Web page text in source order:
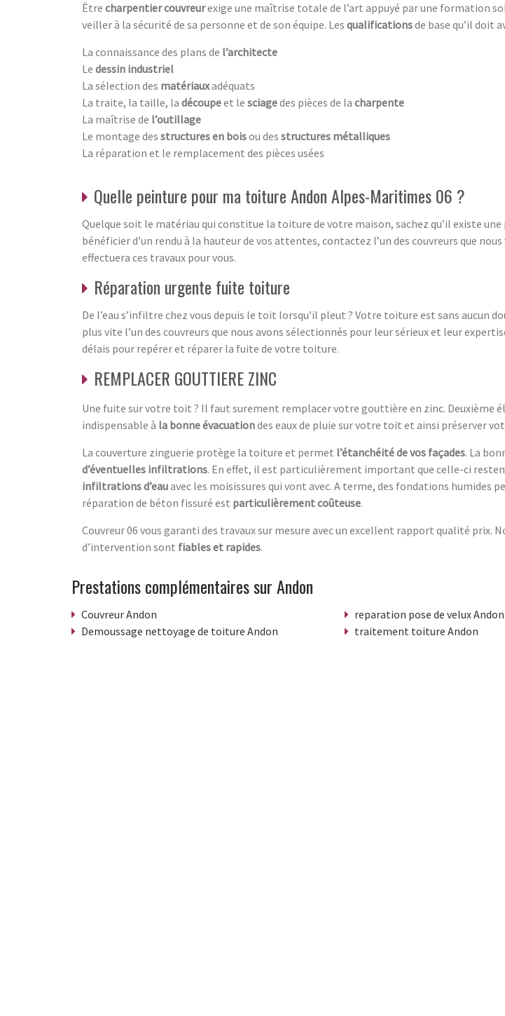
Être charpentier couvreurexige une maîtrise totale de l’art appuyé par une formation
veiller à la sécurité de sa personne et de son équipe. Les qualificationsde base qu’il doit
La connaissance des plans de l’architecte
Le dessin industriel
La sélection des matériauxadéquats
La traite, la taille, la découpeet le sciagedes pièces de la charpente
La maîtrise de l’outillage
Le montage des structures en boisou des structures métalliques
La réparation et le remplacement des pièces usées
Quelle peinture pour ma toiture Andon Alpes-Maritimes 06 ?
Quelque soit le matériau qui constitue la toiture de votre maison, sachez qu’il existe
bénéficier d’un rendu à la hauteur de vos attentes, contactez l’un des couvreurs que
effectuera ces travaux pour vous.
Réparation urgente fuite toiture
De l’eau s’infiltre chez vous depuis le toit lorsqu’il pleut ? Votre toiture est sans aucun
plus vite l’un des couvreurs que nous avons sélectionnés pour leur sérieux et leur
délais pour repérer et réparer la fuite de votre toiture.
REMPLACER GOUTTIERE ZINC
Une fuite sur votre toit ? Il faut surement remplacer votre gouttière en zinc. Deuxième
indispensable à la bonne évacuationdes eaux de pluie sur votre toit et ainsi préserver
La couverture zinguerie protège la toiture et permet l’étanchéité de vos façades. La
d’éventuelles infiltrations. En effet, il est particulièrement important que celle-ci
infiltrations d’eauavec les moisissures qui vont avec. A terme, des fondations humides
réparation de béton fissuré est particulièrement coûteuse.
Couvreur 06 vous garanti des travaux sur mesure avec un excellent rapport qualité prix.
d’intervention sont fiables et rapides.
Prestations complémentaires sur Andon
Couvreur Andon
Demoussage nettoyage de toiture Andon
reparation pose de velux Andon
traitement toiture Andon